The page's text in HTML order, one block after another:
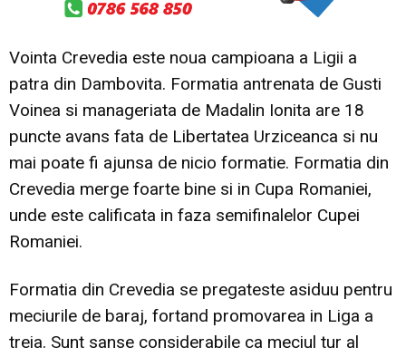
Vointa Crevedia este noua campioana a Ligii a
patra din Dambovita. Formatia antrenata de Gusti
Voinea si manageriata de Madalin Ionita are 18
puncte avans fata de Libertatea Urziceanca si nu
mai poate fi ajunsa de nicio formatie. Formatia din
Crevedia merge foarte bine si in Cupa Romaniei,
unde este calificata in faza semifinalelor Cupei
Romaniei.
Formatia din Crevedia se pregateste asiduu pentru
meciurile de baraj, fortand promovarea in Liga a
treia. Sunt sanse considerabile ca meciul tur al